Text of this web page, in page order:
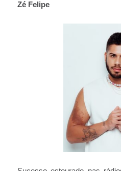
Zé Felipe